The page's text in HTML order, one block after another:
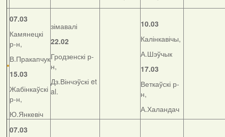
07.03
Камянецкі
р-н,
В.Пракапчук
15.03
Жабінкаўскі
р-н,
Ю.Янкевіч
зімавалі
22.02
Гродзенскі р-
н,
Дз.Вінчэўскі et
al.
10.03
Калінкавічы,
А.Шэўчык
17.03
Веткаўскі р-
н,
А.Халандач
07.03